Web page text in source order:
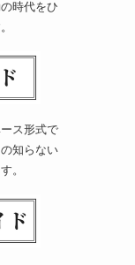
時代をひ
ス形式で
知らない
。